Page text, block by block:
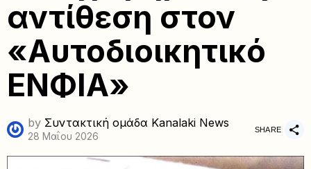
αντίθεση στον
«Αυτοδιοικητικό
ΕΝΦΙΑ»
by Συντακτική ομάδα Kanalaki News
28 Μαΐου 2026
SHARE